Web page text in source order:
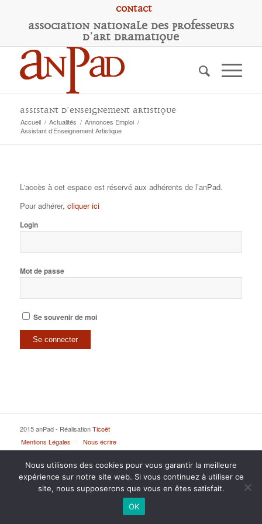
Contact
Association Nationale des Professeurs
d'Art Dramatique
Assistant d’Enseignement Artistique
Accueil / Actualités / Annonces Emploi /
Assistant d’Enseignement Artistique
L'accès à cet espace est réservé aux adhérents de l’anPad.
Pour adhérer, cliquer ici
Login
Mot de passe
Se souvenir de moi
2015 anPad - RéalisationTicoët
Mentions Légales
Nous écrire
Nous utilisons des cookies pour vous garantir la meilleure
expérience sur notre site web. Si vous continuez à utiliser ce
site, nous supposerons que vous en êtes satisfait.
OK